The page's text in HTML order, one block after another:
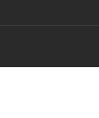
このコンテンツは